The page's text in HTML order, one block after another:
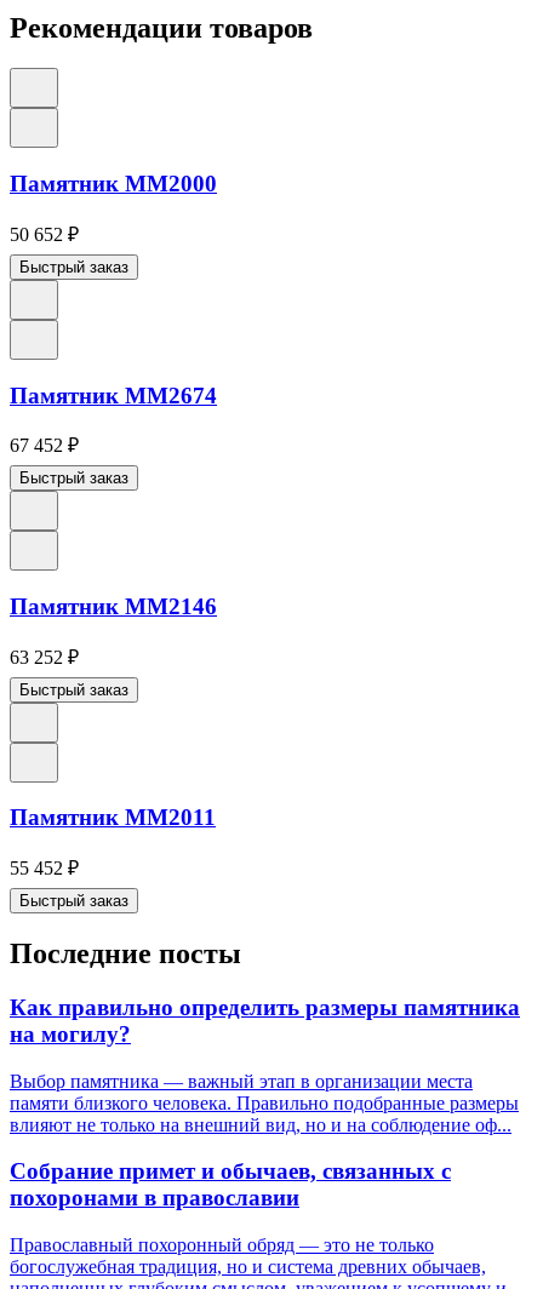
Рекомендации товаров
Памятник ММ2000
50 652 ₽
Быстрый заказ
Памятник ММ2674
67 452 ₽
Быстрый заказ
Памятник ММ2146
63 252 ₽
Быстрый заказ
Памятник ММ2011
55 452 ₽
Быстрый заказ
Последние посты
Как правильно определить размеры памятника
на могилу?
Выбор памятника — важный этап в организации места
памяти близкого человека. Правильно подобранные размеры
влияют не только на внешний вид, но и на соблюдение оф...
Собрание примет и обычаев, связанных с
похоронами в православии
Православный похоронный обряд — это не только
богослужебная традиция, но и система древних обычаев,